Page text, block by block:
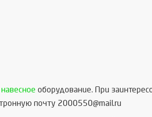
навесное оборудование. При
почту 2000550@mail.ru